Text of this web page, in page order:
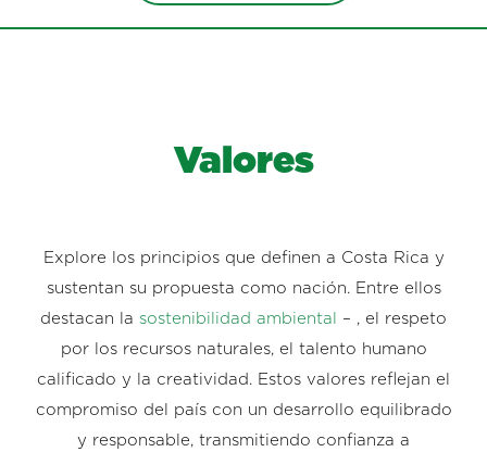
Valores
Explore los principios que definen a Costa Rica y
sustentan su propuesta como nación. Entre ellos
destacan la sostenibilidad ambiental
– , el respeto
por los recursos naturales, el talento humano
calificado y la creatividad. Estos valores reflejan el
compromiso del país con un desarrollo equilibrado
y responsable, transmitiendo confianza a